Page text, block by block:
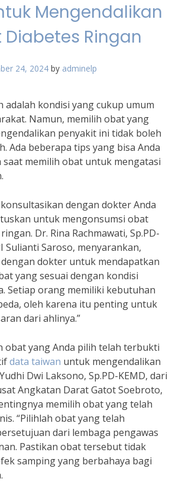
Mengendalikan
Diabetes Ringan
24, 2024 by adminelp
adalah kondisi yang cukup umum
Namun, memilih obat yang
penyakit ini tidak boleh
Ada beberapa tips yang bisa Anda
memilih obat untuk mengatasi
dengan dokter Anda
untuk mengonsumsi obat
Dr. Rina Rachmawati, Sp.PD-
Sulianti Saroso, menyarankan,
dokter untuk mendapatkan
yang sesuai dengan kondisi
Setiap orang memiliki kebutuhan
oleh karena itu penting untuk
dari ahlinya.”
obat yang Anda pilih telah terbukti
data taiwan untuk mengendalikan
Dwi Laksono, Sp.PD-KEMD, dari
Angkatan Darat Gatot Soebroto,
memilih obat yang telah
“Pilihlah obat yang telah
dari lembaga pengawas
Pastikan obat tersebut tidak
samping yang berbahaya bagi